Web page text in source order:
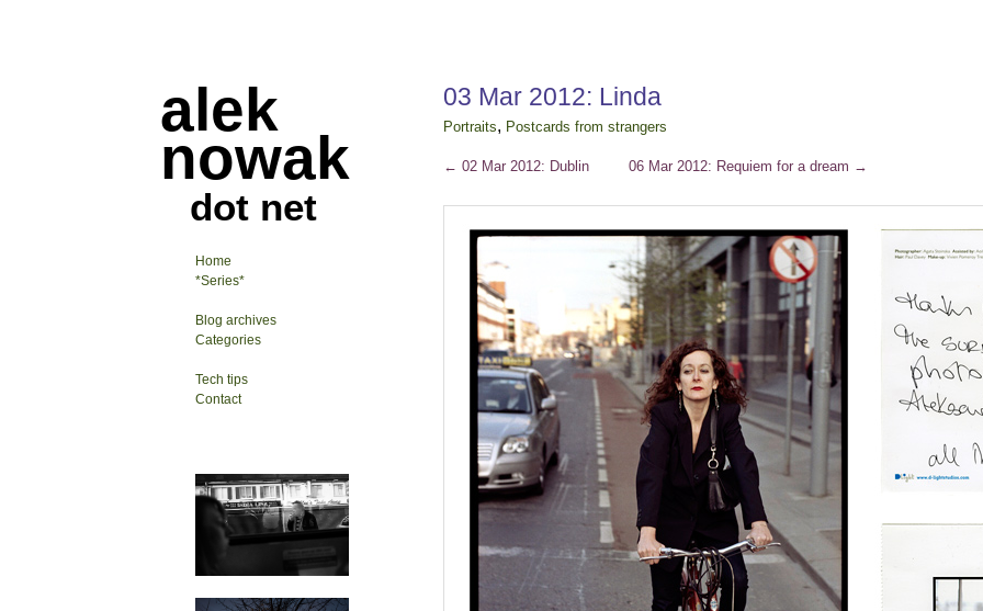
alek
nowak
dot net
03 Mar 2012: Linda
Portraits, Postcards from strangers
← 02 Mar 2012: Dublin 06 Mar 2012: Requiem for a dream →
Home
*Series*
Blog archives
Categories
Tech tips
Contact